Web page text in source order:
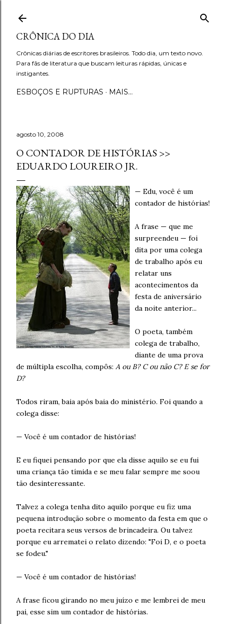
CRÔNICA DO DIA
Crônicas diárias de escritores brasileiros. Todo dia, um texto novo.
Para fãs de literatura que buscam leituras rápidas, únicas e
instigantes.
ESBOÇOS E RUPTURAS MAIS…
agosto 10, 2008
O CONTADOR DE HISTÓRIAS >>
EDUARDO LOUREIRO JR.
— Edu, você é um
contador de histórias!
A frase — que me
surpreendeu — foi
dita por uma colega
de trabalho após eu
relatar uns
acontecimentos da
festa de aniversário
da noite anterior...
O poeta, também
colega de trabalho,
diante de uma prova
de múltipla escolha, compôs: A ou B? C ou não C? E se for
D?
Todos riram, baia após baia do ministério. Foi quando a
colega disse:
— Você é um contador de histórias!
E eu fiquei pensando por que ela disse aquilo se eu fui
uma criança tão tímida e se meu falar sempre me soou
tão desinteressante.
Talvez a colega tenha dito aquilo porque eu fiz uma
pequena introdução sobre o momento da festa em que o
poeta recitara seus versos de brincadeira. Ou talvez
porque eu arrematei o relato dizendo: "Foi D, e o poeta
se fodeu."
— Você é um contador de histórias!
A frase ficou girando no meu juízo e me lembrei de meu
pai, esse sim um contador de histórias.